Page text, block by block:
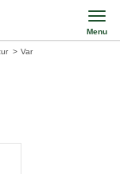
Menu
Var